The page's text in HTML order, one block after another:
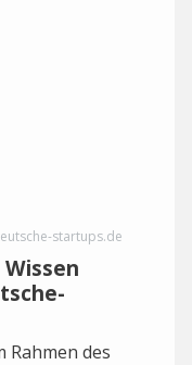
startups.de
Rahmen des